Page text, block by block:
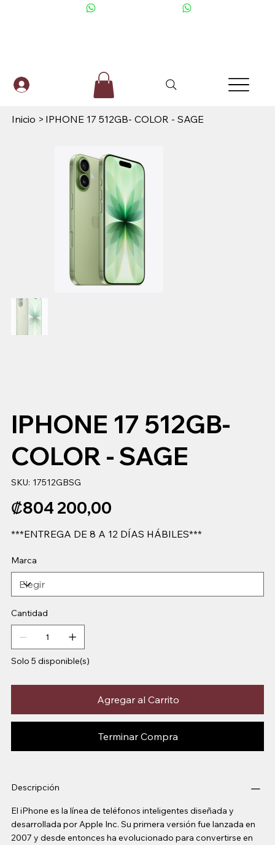
Inicio > IPHONE 17 512GB- COLOR - SAGE
IPHONE 17 512GB-
COLOR - SAGE
SKU: SKU
17512GBSG
17512GBSG
Precio
₡804 200,00
***ENTREGA DE 8 A 12 DÍAS HÁBILES***
Marca
Cantidad
Solo 5 disponible(s)
Agregar al Carrito
Terminar Compra
Descripción
El iPhone es la línea de teléfonos inteligentes diseñada y
desarrollada por Apple Inc. Su primera versión fue lanzada en
2007 y desde entonces ha evolucionado para convertirse en